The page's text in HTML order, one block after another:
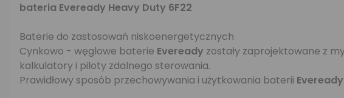
bateria Eveready Heavy Duty 6F22
Baterie do zastosowań niskoenergetycznych
Cynkowo - węglowe baterie Eveready zostały zaprojektowane z
kalkulatory i piloty zdalnego sterowania.
Prawidłowy sposób przechowywania i użytkowania baterii